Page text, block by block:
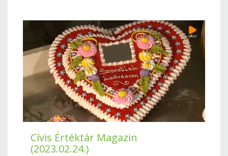
Cívis Értéktár Magazin
(2023.02.24.)